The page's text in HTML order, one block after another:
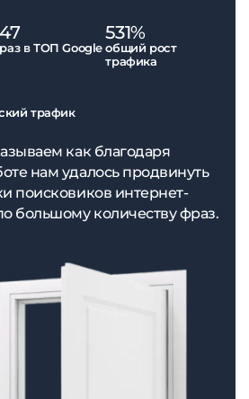
в ТОП Google
531%
общий рост
трафика
трафик
как благодаря
нам удалось продвинуть
поисковиков интернет-
большому количеству фраз.